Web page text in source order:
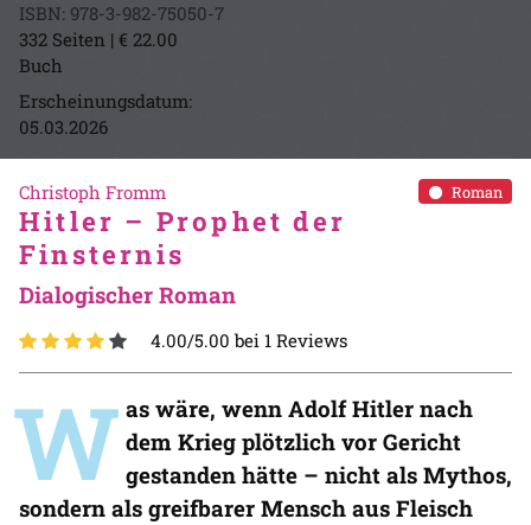
ISBN: 978-3-982-75050-7
332 Seiten | € 22.00
Buch
Erscheinungsdatum:
05.03.2026
Roman
Christoph Fromm
Hitler – Prophet der
Finsternis
Dialogischer Roman
4.00/5.00 bei 1 Reviews
W as wäre, wenn Adolf Hitler nach
dem Krieg plötzlich vor Gericht
gestanden hätte – nicht als Mythos,
sondern als greifbarer Mensch aus Fleisch